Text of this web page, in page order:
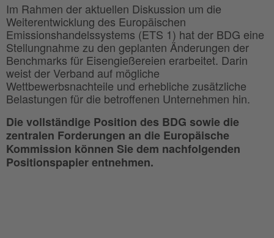
Im Rahmen der aktuellen Diskussion um die
Weiterentwicklung des Europäischen
Emissionshandelssystems (ETS 1) hat der BDG eine
Stellungnahme zu den geplanten Änderungen der
Benchmarks für Eisengießereien erarbeitet. Darin
weist der Verband auf mögliche
Wettbewerbsnachteile und erhebliche zusätzliche
Belastungen für die betroffenen Unternehmen hin.
Die vollständige Position des BDG sowie die
zentralen Forderungen an die Europäische
Kommission können Sie dem nachfolgenden
Positionspapier entnehmen.